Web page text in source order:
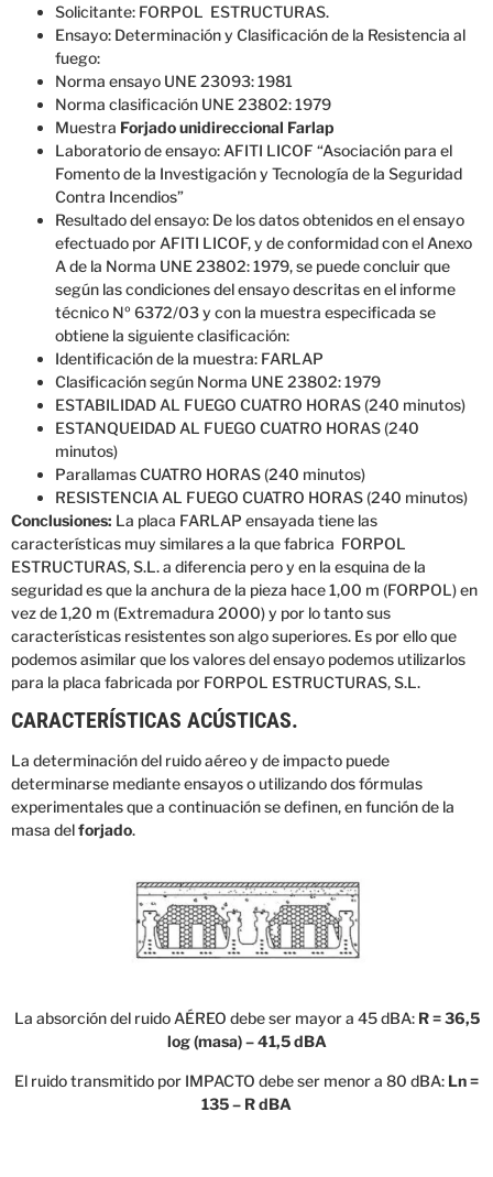
Solicitante: FORPOL ESTRUCTURAS.
Ensayo: Determinación y Clasificación de la Resistencia al
fuego:
Norma ensayo UNE 23093: 1981
Norma clasificación UNE 23802: 1979
Muestra Forjado unidireccional Farlap
Laboratorio de ensayo: AFITI LICOF “Asociación para el
Fomento de la Investigación y Tecnología de la Seguridad
Contra Incendios”
Resultado del ensayo: De los datos obtenidos en el ensayo
efectuado por AFITI LICOF, y de conformidad con el Anexo
A de la Norma UNE 23802: 1979, se puede concluir que
según las condiciones del ensayo descritas en el informe
técnico Nº 6372/03 y con la muestra especificada se
obtiene la siguiente clasificación:
Identificación de la muestra: FARLAP
Clasificación según Norma UNE 23802: 1979
ESTABILIDAD AL FUEGO CUATRO HORAS (240 minutos)
ESTANQUEIDAD AL FUEGO CUATRO HORAS (240
minutos)
Parallamas CUATRO HORAS (240 minutos)
RESISTENCIA AL FUEGO CUATRO HORAS (240 minutos)
Conclusiones: La placa FARLAP ensayada tiene las
características muy similares a la que fabrica FORPOL
ESTRUCTURAS, S.L. a diferencia pero y en la esquina de la
seguridad es que la anchura de la pieza hace 1,00 m (FORPOL) en
vez de 1,20 m (Extremadura 2000) y por lo tanto sus
características resistentes son algo superiores. Es por ello que
podemos asimilar que los valores del ensayo podemos utilizarlos
para la placa fabricada por FORPOL ESTRUCTURAS, S.L.
CARACTERÍSTICAS ACÚSTICAS.
La determinación del ruido aéreo y de impacto puede
determinarse mediante ensayos o utilizando dos fórmulas
experimentales que a continuación se definen, en función de la
masa delforjado.
La absorción del ruido AÉREO debe ser mayor a 45 dBA: R = 36,5
log (masa) – 41,5 dBA
El ruido transmitido por IMPACTO debe ser menor a 80 dBA: Ln =
135 – R dBA